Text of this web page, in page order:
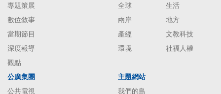
專題策展
數位敘事
當期節目
深度報導
觀點
全球
生活
兩岸
地方
產經
文教科技
環境
社福人權
公廣集團
公共電視
主題網站
我們的島